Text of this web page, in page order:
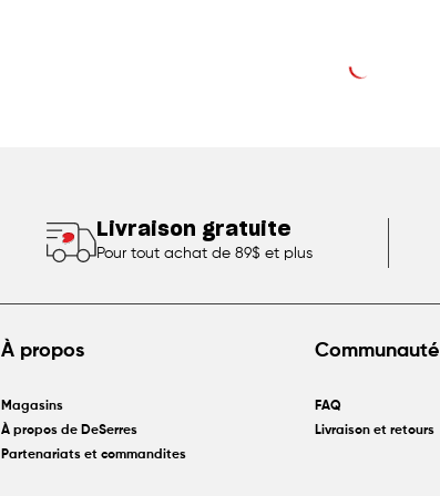
Livraison gratuite
Pour tout achat de 89$ et plus
À propos
Magasins
À propos de DeSerres
Partenariats et commandites
Communauté
FAQ
Livraison et retours